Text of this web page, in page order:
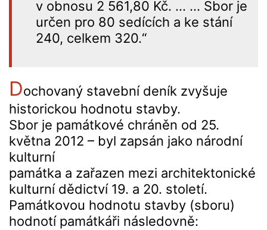
v obnosu 2 561,80 Kč. … … Sbor je
určen pro 80 sedících a ke stání
240, celkem 320.“
Dochovaný stavební deník zvyšuje
historickou hodnotu stavby.
Sbor je památkové chráněn od 25.
května 2012 – byl zapsán jako národní
kulturní
památka a zařazen mezi architektonické
kulturní dědictví 19. a 20. století.
Památkovou hodnotu stavby (sboru)
hodnotí památkáři následovně: